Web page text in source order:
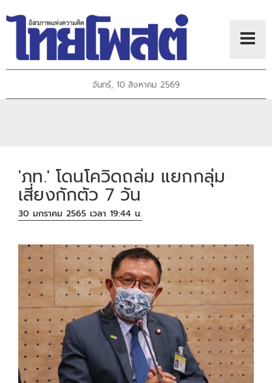
จันทร์, 10 สิงหาคม 2569
'ภท.' โดนโควิดถล่ม แยกกลุ่ม
เสี่ยงกักตัว 7 วัน
30 มกราคม 2565 เวลา 19:44 น.